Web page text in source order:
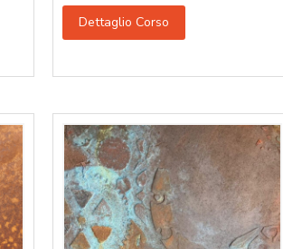
Dettaglio Corso